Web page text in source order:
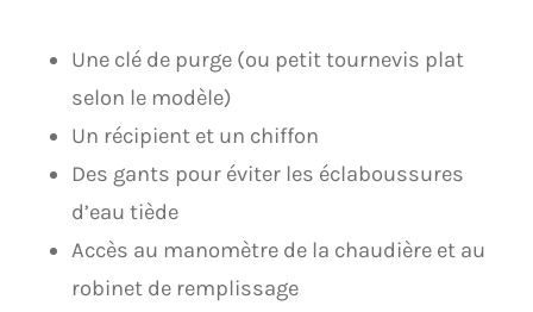
Une clé de purge (ou petit tournevis plat
selon le modèle)
Un récipient et un chiffon
Des gants pour éviter les éclaboussures
d’eau tiède
Accès au manomètre de la chaudière et au
robinet de remplissage